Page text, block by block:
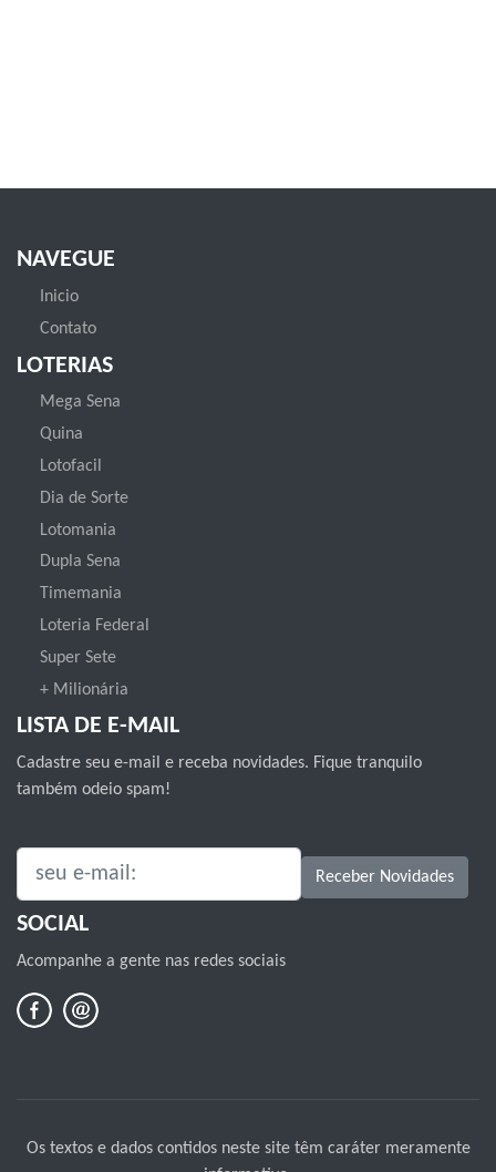
NAVEGUE
Inicio
Contato
LOTERIAS
Mega Sena
Quina
Lotofacil
Dia de Sorte
Lotomania
Dupla Sena
Timemania
Loteria Federal
Super Sete
+ Milionária
LISTA DE E-MAIL
Cadastre seu e-mail e receba novidades. Fique tranquilo
também odeio spam!
SEU E-MAIL: Receber Novidades
SOCIAL
Acompanhe a gente nas redes sociais
Os textos e dados contidos neste site têm caráter meramente